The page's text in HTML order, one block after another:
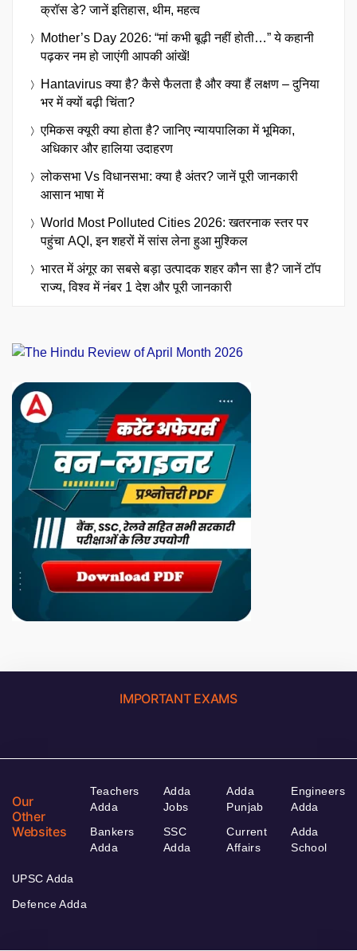
क्रॉस डे? जानें इतिहास, थीम, महत्व
Mother’s Day 2026: “मां कभी बूढ़ी नहीं होती…” ये कहानी
पढ़कर नम हो जाएंगी आपकी आंखें!
Hantavirus क्या है? कैसे फैलता है और क्या हैं लक्षण – दुनिया
भर में क्यों बढ़ी चिंता?
एमिकस क्यूरी क्या होता है? जानिए न्यायपालिका में भूमिका,
अधिकार और हालिया उदाहरण
लोकसभा Vs विधानसभा: क्या है अंतर? जानें पूरी जानकारी
आसान भाषा में
World Most Polluted Cities 2026: खतरनाक स्तर पर
पहुंचा AQI, इन शहरों में सांस लेना हुआ मुश्किल
भारत में अंगूर का सबसे बड़ा उत्पादक शहर कौन सा है? जानें टॉप
राज्य, विश्व में नंबर 1 देश और पूरी जानकारी
IMPORTANT EXAMS
Our
Other
Websites
Teachers
Adda
Bankers
Adda
Adda
Jobs
SSC
Adda
Adda
Punjab
Current
Affairs
Engineers
Adda
Adda
School
UPSC Adda
Defence Adda